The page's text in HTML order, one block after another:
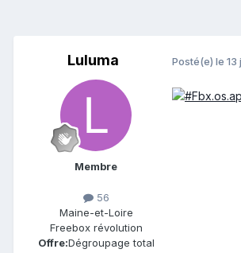
Luluma
Membre
56
Maine-et-Loire
Freebox révolution
Offre:Dégroupage total
Posté(e) le 13